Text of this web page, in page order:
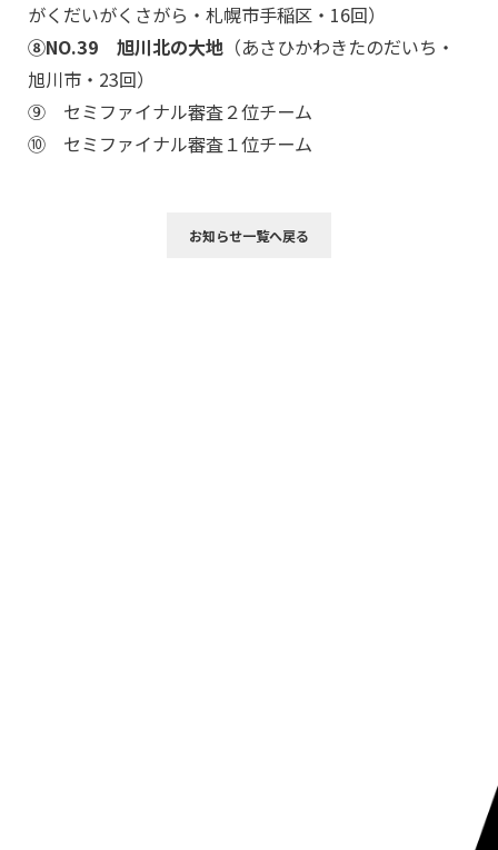
がくだいがくさがら・札幌市手稲区・16回）
⑧NO.39 旭川北の大地 （あさひかわきたのだいち・
旭川市・23回）
⑨ セミファイナル審査２位チーム
⑩ セミファイナル審査１位チーム
お知らせ一覧へ戻る